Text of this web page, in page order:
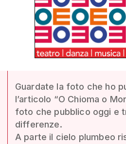
Guardate la foto che ho
l’articolo “O Chioma o
foto che pubblico oggi e
differenze.
A parte il cielo plumbeo